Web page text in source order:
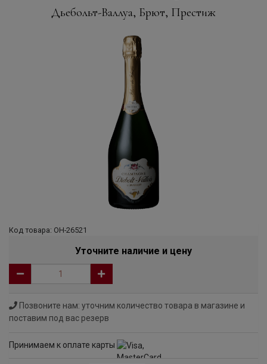
Дьебольт-Валлуа, Брют, Престиж
Код товара: ОН-26521
Уточните наличие и цену
Позвоните нам: уточним количество товара в магазине и
поставим под вас резерв
Принимаем к оплате карты